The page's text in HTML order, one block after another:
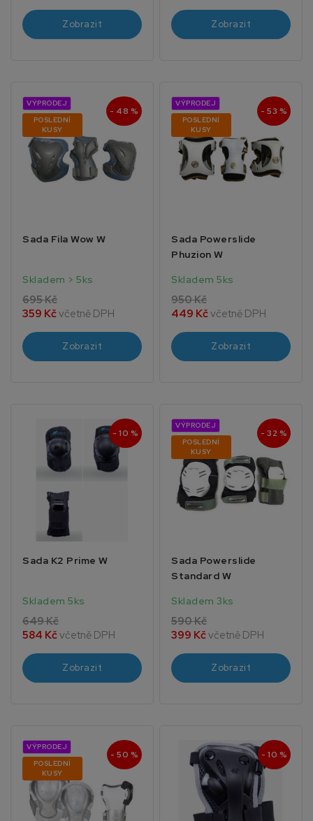
Zobrazit Zobrazit
VÝPRODEJ
POSLEDNÍ
KUSY
- 48 %
Sada Fila Wow W
Skladem > 5ks
695 Kč
359 Kčvčetně DPH
Zobrazit
VÝPRODEJ
POSLEDNÍ
KUSY
- 53 %
Sada Powerslide
Phuzion W
Skladem 5ks
950 Kč
449 Kčvčetně DPH
Zobrazit
- 10 %
Sada K2 Prime W
Skladem 5ks
649 Kč
584 Kčvčetně DPH
Zobrazit
VÝPRODEJ
POSLEDNÍ
KUSY
- 32 %
Sada Powerslide
Standard W
Skladem 3ks
590 Kč
399 Kčvčetně DPH
Zobrazit
VÝPRODEJ
POSLEDNÍ
KUSY
- 50 % - 10 %